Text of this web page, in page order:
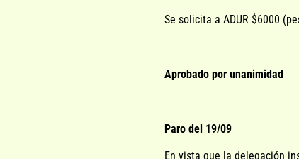
Se solicita a ADUR $6000
Aprobado por unanimidad
Paro del 19/09
En vista que la delegación